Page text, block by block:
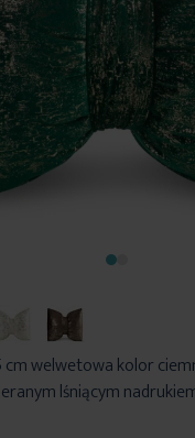
cm welwetowa kolor
lśniącym